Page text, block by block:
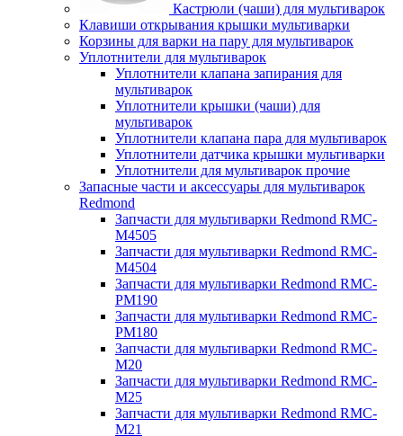
Кастрюли (чаши) для мультиварок
Клавиши открывания крышки мультиварки
Корзины для варки на пару для мультиварок
Уплотнители для мультиварок
Уплотнители клапана запирания для
мультиварок
Уплотнители крышки (чаши) для
мультиварок
Уплотнители клапана пара для мультиварок
Уплотнители датчика крышки мультиварки
Уплотнители для мультиварок прочие
Запасные части и аксессуары для мультиварок
Redmond
Запчасти для мультиварки Redmond RMC-
M4505
Запчасти для мультиварки Redmond RMC-
M4504
Запчасти для мультиварки Redmond RMC-
PM190
Запчасти для мультиварки Redmond RMC-
PM180
Запчасти для мультиварки Redmond RMC-
M20
Запчасти для мультиварки Redmond RMC-
M25
Запчасти для мультиварки Redmond RMC-
M21